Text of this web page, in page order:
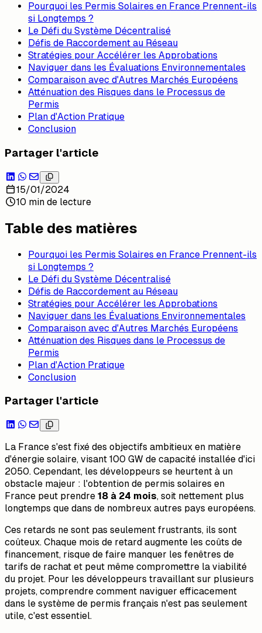
Pourquoi les Permis Solaires en France Prennent-ils
si Longtemps ?
Le Défi du Système Décentralisé
Défis de Raccordement au Réseau
Stratégies pour Accélérer les Approbations
Naviguer dans les Évaluations Environnementales
Comparaison avec d'Autres Marchés Européens
Atténuation des Risques dans le Processus de
Permis
Plan d'Action Pratique
Conclusion
Partager l'article
15/01/2024
10 min de lecture
Table des matières
Pourquoi les Permis Solaires en France Prennent-ils
si Longtemps ?
Le Défi du Système Décentralisé
Défis de Raccordement au Réseau
Stratégies pour Accélérer les Approbations
Naviguer dans les Évaluations Environnementales
Comparaison avec d'Autres Marchés Européens
Atténuation des Risques dans le Processus de
Permis
Plan d'Action Pratique
Conclusion
Partager l'article
La France s'est fixé des objectifs ambitieux en matière
d'énergie solaire, visant 100 GW de capacité installée d'ici
2050. Cependant, les développeurs se heurtent à un
obstacle majeur : l'obtention de permis solaires en
France peut prendre 18 à 24 mois, soit nettement plus
longtemps que dans de nombreux autres pays européens.
Ces retards ne sont pas seulement frustrants, ils sont
coûteux. Chaque mois de retard augmente les coûts de
financement, risque de faire manquer les fenêtres de
tarifs de rachat et peut même compromettre la viabilité
du projet. Pour les développeurs travaillant sur plusieurs
projets, comprendre comment naviguer efficacement
dans le système de permis français n'est pas seulement
utile, c'est essentiel.